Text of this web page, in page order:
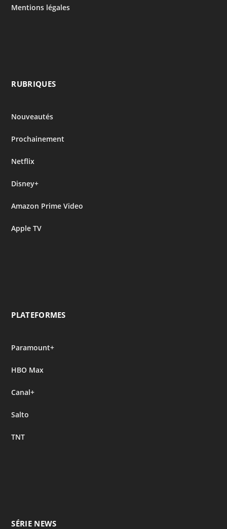
Mentions légales
RUBRIQUES
Nouveautés
Prochainement
Netflix
Disney+
Amazon Prime Video
Apple TV
PLATEFORMES
Paramount+
HBO Max
Canal+
Salto
TNT
SÉRIE NEWS